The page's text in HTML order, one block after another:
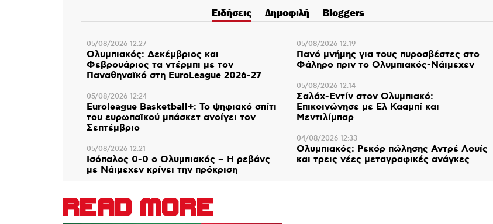
Ειδήσεις Δημοφιλή Bloggers
05/08/2026 12:27
Ολυμπιακός: Δεκέμβριος και
Φεβρουάριος τα ντέρμπι με τον
Παναθηναϊκό στη EuroLeague 2026-27
05/08/2026 12:24
Euroleague Basketball+: Το ψηφιακό σπίτι
του ευρωπαϊκού μπάσκετ ανοίγει τον
Σεπτέμβριο
05/08/2026 12:21
Ισόπαλος 0-0 ο Ολυμπιακός – Η ρεβάνς
με Νάιμεχεν κρίνει την πρόκριση
05/08/2026 12:19
Πανό μνήμης για τους πυροσβέστες στο
Φάληρο πριν το Ολυμπιακός-Νάιμεχεν
05/08/2026 12:14
Σαλάχ-Εντίν στον Ολυμπιακό:
Επικοινώνησε με Ελ Κααμπί και
Μεντιλίμπαρ
04/08/2026 12:33
Ολυμπιακός: Ρεκόρ πώλησης Αντρέ Λουίς
και τρεις νέες μεταγραφικές ανάγκες
READ MORE